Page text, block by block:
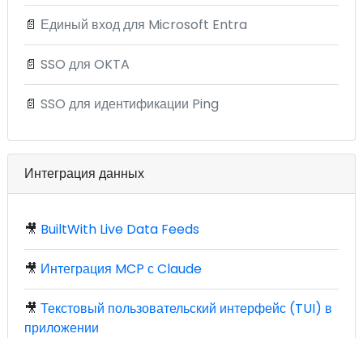
📄 Единый вход для Microsoft Entra
📄 SSO для OKTA
📄 SSO для идентификации Ping
Интеграция данных
🎥 BuiltWith Live Data Feeds
🎥 Интеграция MCP с Claude
🎥 Текстовый пользовательский интерфейс (TUI) в
приложении